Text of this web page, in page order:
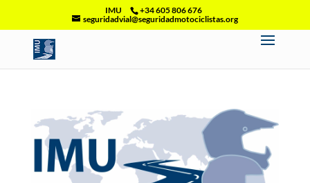
IMU
+34 605 806 676
seguridadvial@seguridadmotociclistas.org